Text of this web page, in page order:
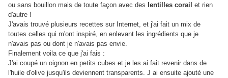
ou sans bouillon mais de toute façon avec des lentilles corail et rien
d'autre !
J'avais trouvé plusieurs recettes sur Internet, et j'ai fait un mix de
toutes celles qui m'ont inspiré, en enlevant les ingrédients que je
n'avais pas ou dont je n'avais pas envie.
Finalement voila ce que j'ai fais :
J'ai coupé un oignon en petits cubes et je les ai fait revenir dans de
l'huile d'olive jusqu'ils deviennent transparents. J ai ensuite ajouté une